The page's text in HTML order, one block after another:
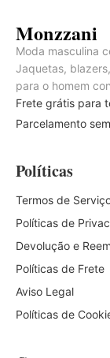
Monzzani
Moda masculina
Jaquetas,
para o homem
Frete grátis para
Parcelamento
Políticas
Termos de
Políticas de
Devolução e
Políticas de Frete
Aviso Legal
Políticas de